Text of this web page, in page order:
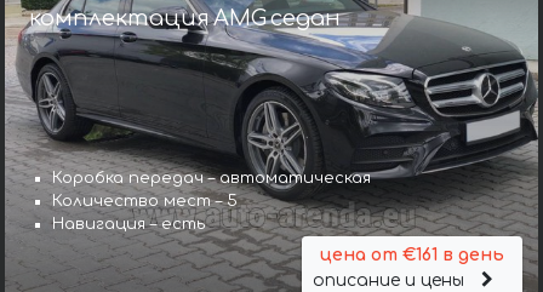
комплектация AMG седан
Коробка передач – автоматическая
Количество мест – 5
Навигация – есть
цена от €161 в день
описание и цены